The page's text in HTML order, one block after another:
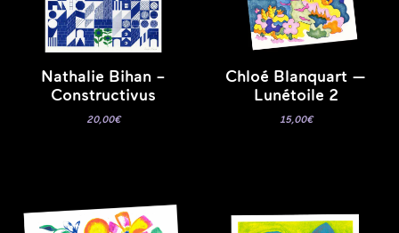
Nathalie Bihan –
Constructivus
20,00€
Chloé Blanquart —
Lunétoile 2
15,00€